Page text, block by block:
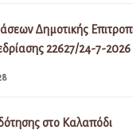
Δημοτικής
22627/24-7-2026
στο Καλαπόδι